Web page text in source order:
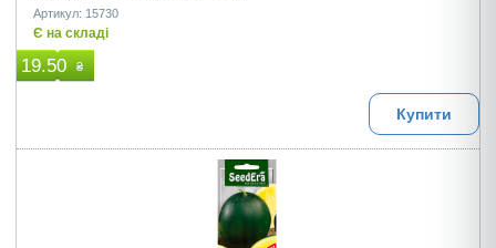
Артикул: 15730
Є на складі
19.50 ₴
Купити